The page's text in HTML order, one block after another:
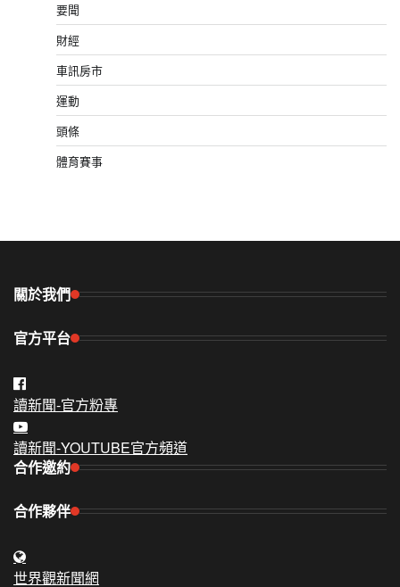
要聞
財經
車訊房市
運動
頭條
體育賽事
關於我們
官方平台
讀新聞-官方粉專
讀新聞-YOUTUBE官方頻道
合作邀約
合作夥伴
世界觀新聞網